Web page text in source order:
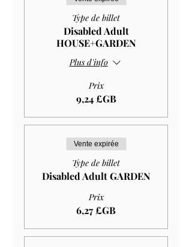
Type de billet
Disabled Adult
HOUSE+GARDEN
Plus d'info
Prix
9,24 £GB
Vente expirée
Type de billet
Disabled Adult GARDEN
Prix
6,27 £GB